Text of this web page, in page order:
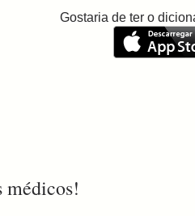
Gostaria de ter o
médicos!